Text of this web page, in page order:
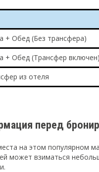
+ Обед (Без трансфера)
+ Обед (Трансфер включен)
из отеля
перед
на этом популярном
может взиматься